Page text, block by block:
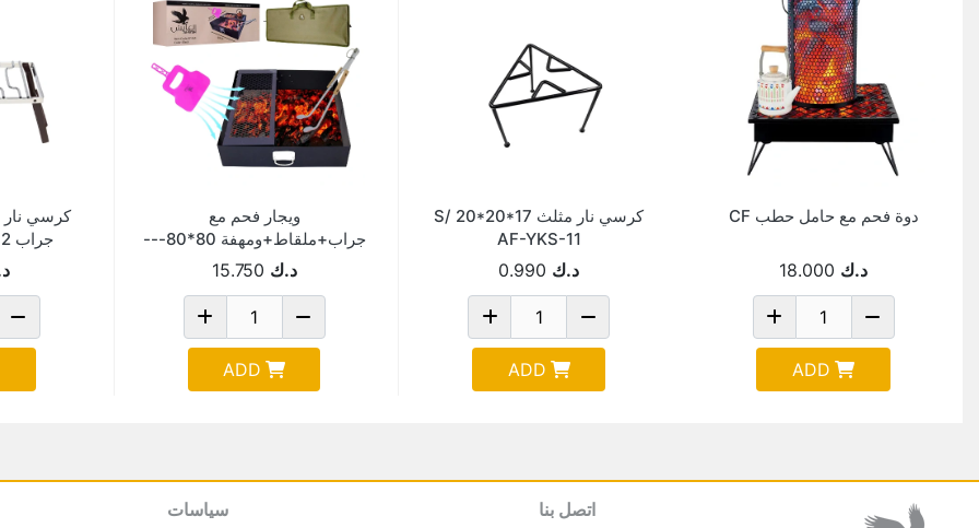
دوة فحم مع حامل حطب CF
د.ك 18.000
ADD
كرسي نار مثلث S/ 20*20*17
AF-YKS-11
د.ك 0.990
ADD
ويجار فحم مع
جراب+ملقاط+ومهفة 80*80---
Ay-F80د.ك 15.750
ADD
كرسي
جراب 32*18سم 2091S
اتصل بنا سياسات